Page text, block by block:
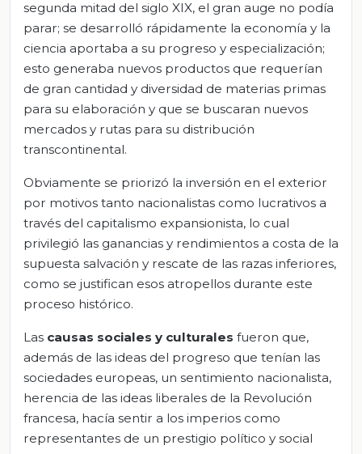
segunda mitad del siglo XIX, el gran auge no podía
parar; se desarrolló rápidamente la economía y la
ciencia aportaba a su progreso y especialización;
esto generaba nuevos productos que requerían
de gran cantidad y diversidad de materias primas
para su elaboración y que se buscaran nuevos
mercados y rutas para su distribución
transcontinental.
Obviamente se priorizó la inversión en el exterior
por motivos tanto nacionalistas como lucrativos a
través del capitalismo expansionista, lo cual
privilegió las ganancias y rendimientos a costa de la
supuesta salvación y rescate de las razas inferiores,
como se justifican esos atropellos durante este
proceso histórico.
Las causas sociales y culturales fueron que,
además de las ideas del progreso que tenían las
sociedades europeas, un sentimiento nacionalista,
herencia de las ideas liberales de la Revolución
francesa, hacía sentir a los imperios como
representantes de un prestigio político y social